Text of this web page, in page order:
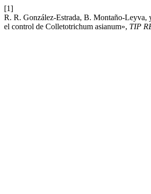
[1]
R. R. González-Estrada, B. Montaño-Leyva,
el control de Colletotrichum asianum», TIP